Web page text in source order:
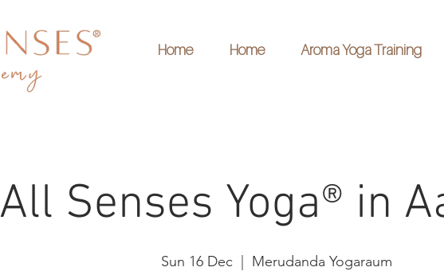
Home Home Aroma Yoga Training
All Senses Yoga® in
Sun 16 Dec Merudanda Yogaraum